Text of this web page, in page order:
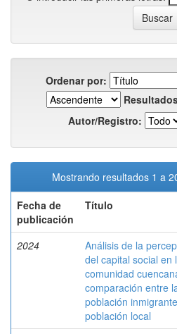
Ordenar por:
Autor/Registro:
Mostrando resultados 1 a
Fecha de
publicación
Título
2024
Análisis de la
del capital social en
comunidad
comparación entre
población
población local